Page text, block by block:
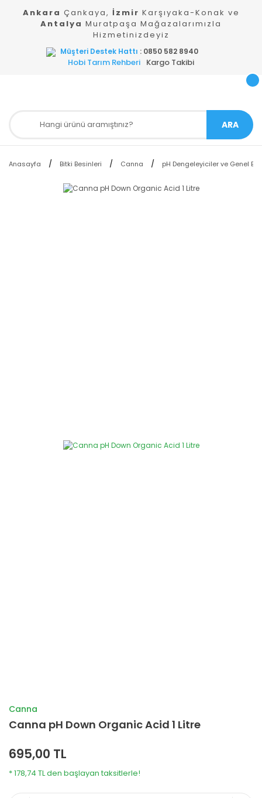
Ankara Çankaya, İzmir Karşıyaka-Konak ve
Antalya Muratpaşa Mağazalarımızla
Hizmetinizdeyiz
Müşteri Destek Hattı : 0850 582 8940
Hobi Tarım Rehberi Kargo Takibi
ARA
Anasayfa Bitki Besinleri Canna pH Dengeleyiciler ve Genel
Canna
Canna pH Down Organic Acid 1 Litre
695,00 TL
* 178,74 TL den başlayan taksitlerle!